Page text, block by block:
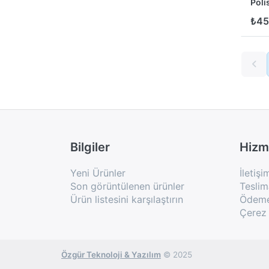
Builder Fluid Gel 250gr
Cosmos Kedi Gözü Serisi
Cream Gel 30gr
Bilgiler
Yeni Ürünler
Son görüntülenen ürünler
Ürün listesini karşılaştırın
Özgür Teknoloji & Yazılım © 2025